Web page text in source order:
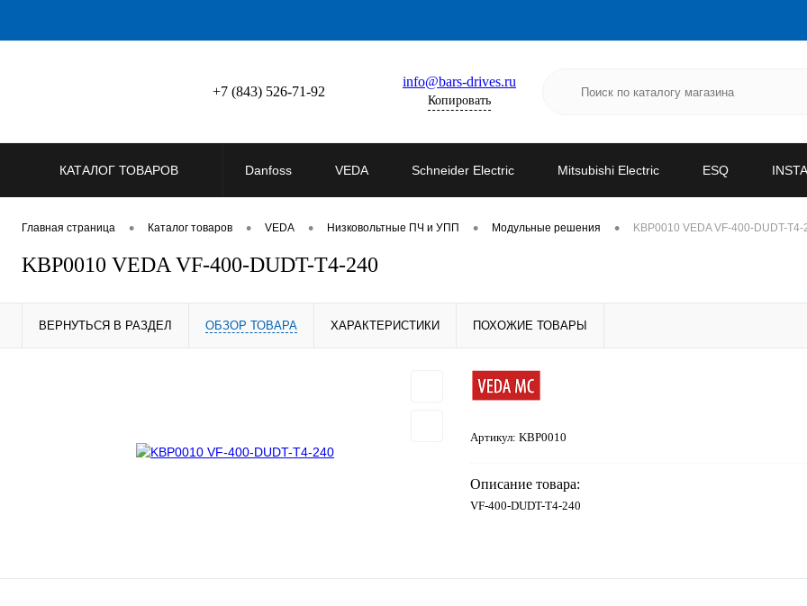
+7 (843) 526-71-92
info@bars-drives.ru
Копировать
КАТАЛОГ ТОВАРОВ Danfoss VEDA Schneider Electric Mitsubishi Electric ESQ
Главная страница • Каталог товаров • VEDA • Низковольтные ПЧ и УПП • Модульные решения • KBP0010 VEDA VF-400-DUDT-T4-
KBP0010 VEDA VF-400-DUDT-T4-240
ВЕРНУТЬСЯ В РАЗДЕЛ ОБЗОР ТОВАРА ХАРАКТЕРИСТИКИ ПОХОЖИЕ ТОВАРЫ
Артикул: KBP0010
Описание товара:
VF-400-DUDT-T4-240